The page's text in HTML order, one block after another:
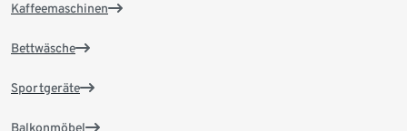
Kaffeemaschinen
Bettwäsche
Sportgeräte
Balkonmöbel